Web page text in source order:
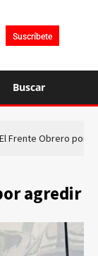
Suscríbete
Buscar
El Frente Obrero pone
agredir